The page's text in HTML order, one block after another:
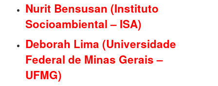
Nurit Bensusan (Instituto
Socioambiental – ISA)
Deborah Lima (Universidade
Federal de Minas Gerais –
UFMG)